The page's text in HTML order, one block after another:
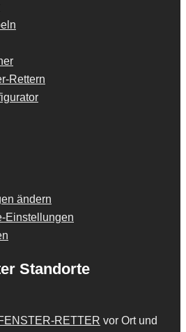
Rettern
ändern
Einstellungen
Standorte
RETTER vor Ort und